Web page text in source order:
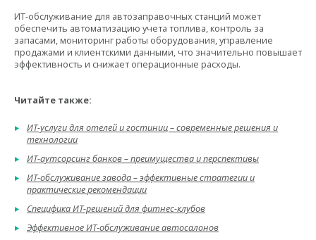
ИТ-обслуживание для автозаправочных станций может
обеспечить автоматизацию учета топлива, контроль за
запасами, мониторинг работы оборудования, управление
продажами и клиентскими данными, что значительно повышает
эффективность и снижает операционные расходы.
Читайте также:
ИТ-услуги для отелей и гостиниц – современные решения и
технологии
ИТ-аутсорсинг банков – преимущества и перспективы
ИТ-обслуживание завода – эффективные стратегии и
практические рекомендации
Специфика ИТ-решений для фитнес-клубов
Эффективное ИТ-обслуживание автосалонов